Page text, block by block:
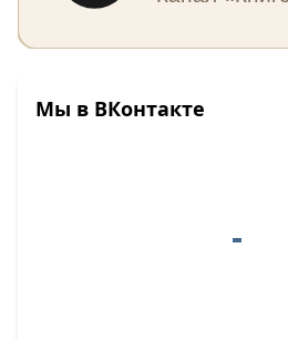
Мы в ВКонтакте